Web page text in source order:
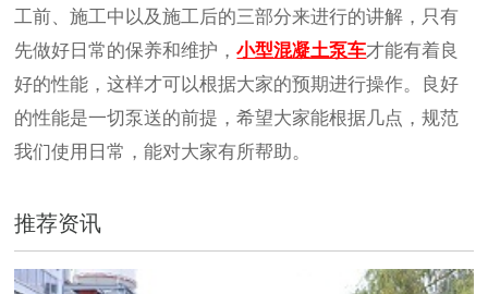
工前、施工中以及施工后的三部分来进行的讲解，只有
先做好日常的保养和维护，小型混凝土泵车才能有着良
好的性能，这样才可以根据大家的预期进行操作。良好
的性能是一切泵送的前提，希望大家能根据几点，规范
我们使用日常，能对大家有所帮助。
推荐资讯